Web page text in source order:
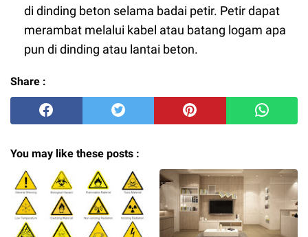
di dinding beton selama badai petir. Petir dapat
merambat melalui kabel atau batang logam apa
pun di dinding atau lantai beton.
Share :
You may like these posts :